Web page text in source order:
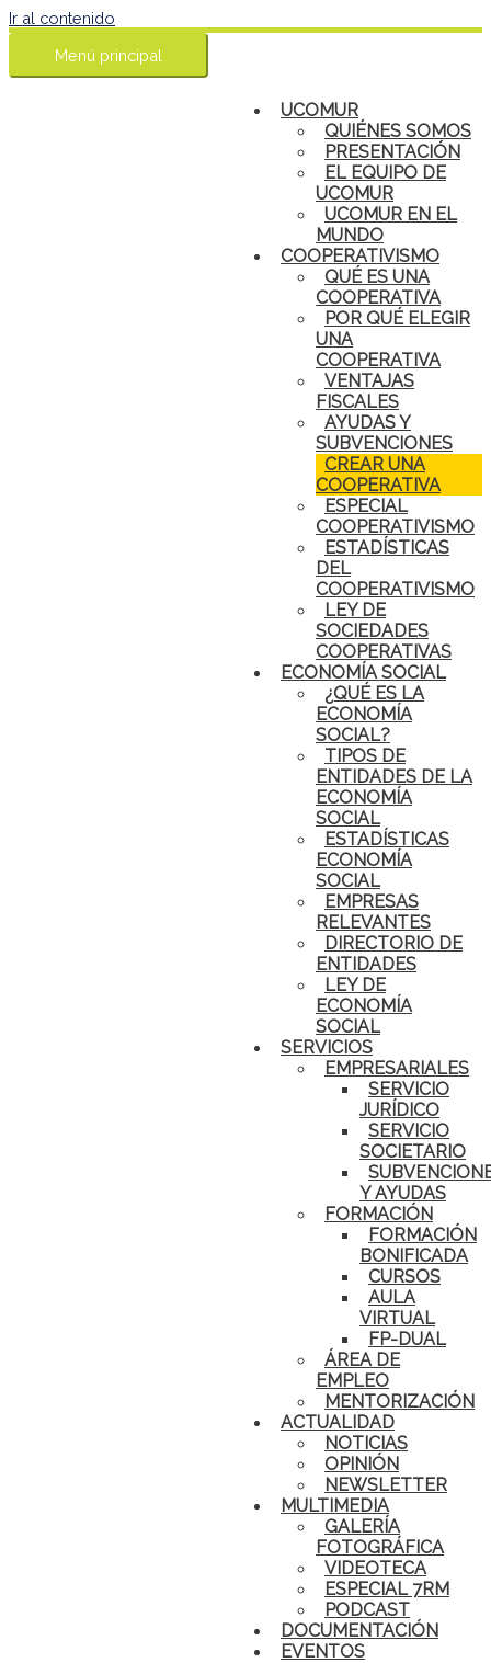
Ir al contenido
Menú principal
UCOMUR
QUIÉNES SOMOS
PRESENTACIÓN
EL EQUIPO DE
UCOMUR
UCOMUR EN EL
MUNDO
COOPERATIVISMO
QUÉ ES UNA
COOPERATIVA
POR QUÉ ELEGIR
UNA
COOPERATIVA
VENTAJAS
FISCALES
AYUDAS Y
SUBVENCIONES
CREAR UNA
COOPERATIVA
ESPECIAL
COOPERATIVISMO
ESTADÍSTICAS
DEL
COOPERATIVISMO
LEY DE
SOCIEDADES
COOPERATIVAS
ECONOMÍA SOCIAL
¿QUÉ ES LA
ECONOMÍA
SOCIAL?
TIPOS DE
ENTIDADES DE LA
ECONOMÍA
SOCIAL
ESTADÍSTICAS
ECONOMÍA
SOCIAL
EMPRESAS
RELEVANTES
DIRECTORIO DE
ENTIDADES
LEY DE
ECONOMÍA
SOCIAL
SERVICIOS
EMPRESARIALES
SERVICIO
JURÍDICO
SERVICIO
SOCIETARIO
Y AYUDAS
FORMACIÓN
FORMACIÓN
BONIFICADA
CURSOS
AULA
VIRTUAL
FP-DUAL
ÁREA DE
EMPLEO
MENTORIZACIÓN
ACTUALIDAD
NOTICIAS
OPINIÓN
NEWSLETTER
MULTIMEDIA
GALERÍA
FOTOGRÁFICA
VIDEOTECA
ESPECIAL 7RM
PODCAST
DOCUMENTACIÓN
EVENTOS